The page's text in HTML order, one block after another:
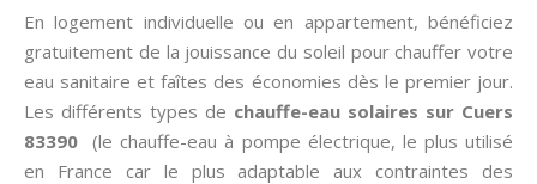
En logement individuelle ou en appartement, bénéficiez
gratuitement de la jouissance du soleil pour chauffer votre
eau sanitaire et faîtes des économies dès le premier jour.
Les différents types de chauffe-eau solaires sur Cuers
83390 (le chauffe-eau à pompe électrique, le plus utilisé
en France car le plus adaptable aux contraintes des